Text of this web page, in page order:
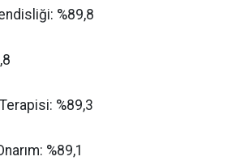
%89,8
%89,3
%89,1